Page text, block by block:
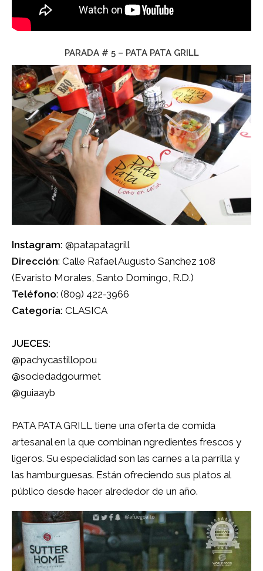
PARADA # 5 – PATA PATA GRILL
Instagram: @patapatagrill
Dirección: Calle Rafael Augusto Sanchez 108
(Evaristo Morales, Santo Domingo, R.D.)
Teléfono: (809) 422-3966
Categoría: CLASICA
JUECES:
@pachycastillopou
@sociedadgourmet
@guiaayb
PATA PATA GRILL tiene una oferta de comida
artesanal en la que combinan ngredientes frescos y
ligeros. Su especialidad son las carnes a la parrilla y
las hamburguesas. Están ofreciendo sus platos al
público desde hacer alrededor de un año.